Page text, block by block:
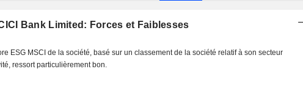
Bank Limited: Forces et Faiblesses
ESG MSCI de la société, basé sur un classement de la société relatif à son secteur
ressort particulièrement bon.